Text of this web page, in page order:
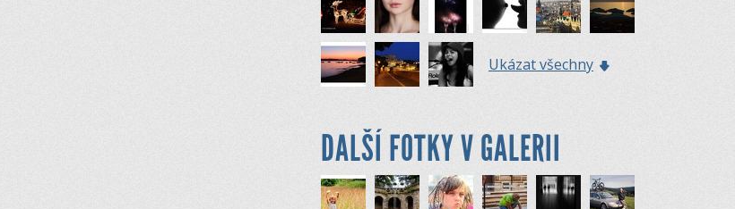
Ukázat všechny
DALŠÍ FOTKY V GALERII